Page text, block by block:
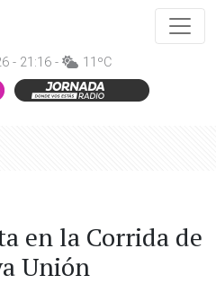
- 21:16 - 11ºC
en la Corrida de
Unión